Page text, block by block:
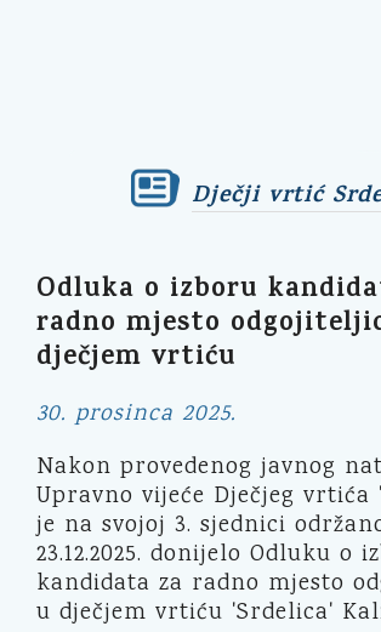
Dječji vrtić
Odluka o izboru
radno mjesto
dječjem vrtiću
30. prosinca 2025.
Nakon provedenog javnog
Upravno vijeće Dječjeg vrtića
je na svojoj 3. sjednici
23.12.2025. donijelo Odluku o
kandidata za radno mjesto
u dječjem vrtiću 'Srdelica'